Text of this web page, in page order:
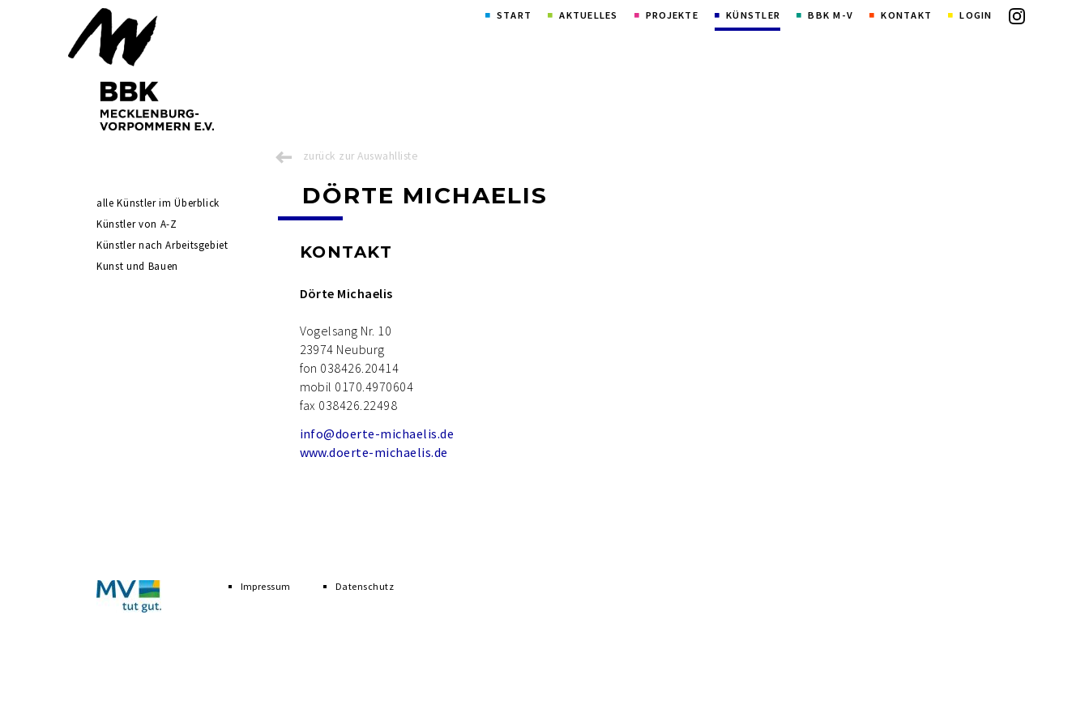
Navigation
START AKTUELLES PROJEKTE KÜNSTLER BBK M-V KONTAKT LOGIN
zurück zur Auswahlliste
DÖRTE MICHAELIS
KONTAKT
Dörte Michaelis
Vogelsang Nr. 10
23974 Neuburg
fon 038426.20414
mobil 0170.4970604
fax 038426.22498
info@doerte-michaelis.de
www.doerte-michaelis.de
überspringen
alle Künstler im Überblick
Künstler von A-Z
Künstler nach Arbeitsgebiet
Kunst und Bauen
überspringenImpressum Datenschutz